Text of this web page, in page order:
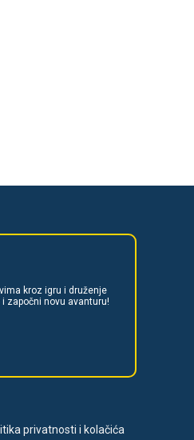
kroz igru i druženje
započni novu avanturu!
privatnosti i kolačića